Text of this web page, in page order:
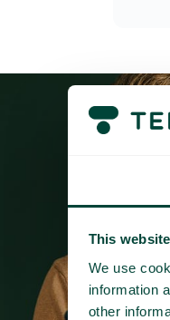
This
We use
information
other